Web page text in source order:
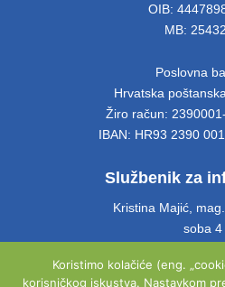
OIB:
MB:
Poslovna
Hrvatska
Žiro račun:
IBAN: HR93 2390
Službenik za
Kristina Majić,
soba 4
Email:
Koristimo kolačiće (eng.
korisničkog iskustva. Nastavkom